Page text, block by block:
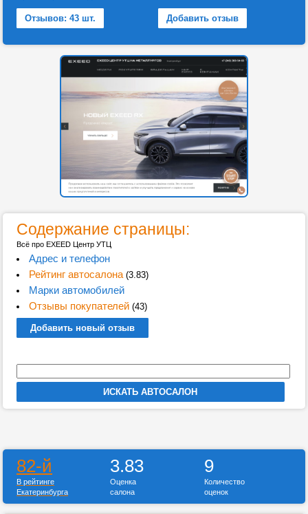
Отзывов: 43 шт. Добавить отзыв
Содержание страницы:
Всё про EXEED Центр УТЦ
Адрес и телефон
Рейтинг автосалона(3.83)
Марки автомобилей
Отзывы покупателей(43)
Добавить новый отзыв
82-й
В рейтинге
Екатеринбурга
3.83
Оценка
салона
9
Количество
оценок